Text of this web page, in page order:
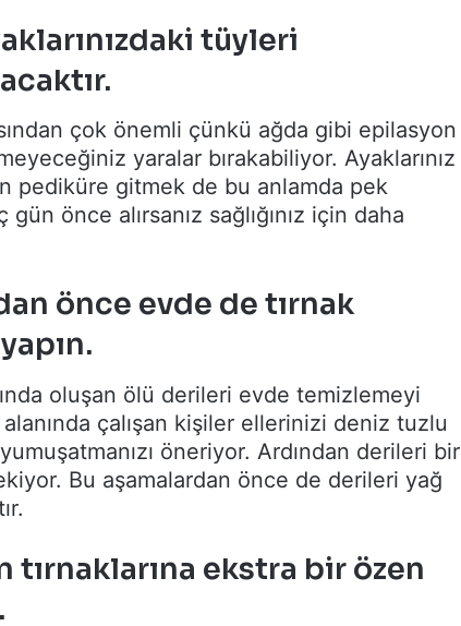
tüyleri
çok önemli çünkü ağda gibi epilasyon
yaralar bırakabiliyor. Ayaklarınız
pediküre gitmek de bu anlamda pek
önce alırsanız sağlığınız için daha
önce evde de tırnak
oluşan ölü derileri evde temizlemeyi
çalışan kişiler ellerinizi deniz tuzlu
öneriyor. Ardından derileri bir
Bu aşamalardan önce de derileri yağ
tırnaklarına ekstra bir özen